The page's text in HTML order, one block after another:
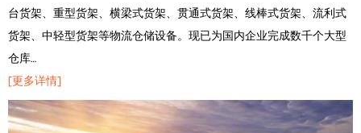
台货架、重型货架、横梁式货架、贯通式货架、线棒式货架、流利式
货架、中轻型货架等物流仓储设备。现已为国内企业完成数千个大型
仓库…
[更多详情]